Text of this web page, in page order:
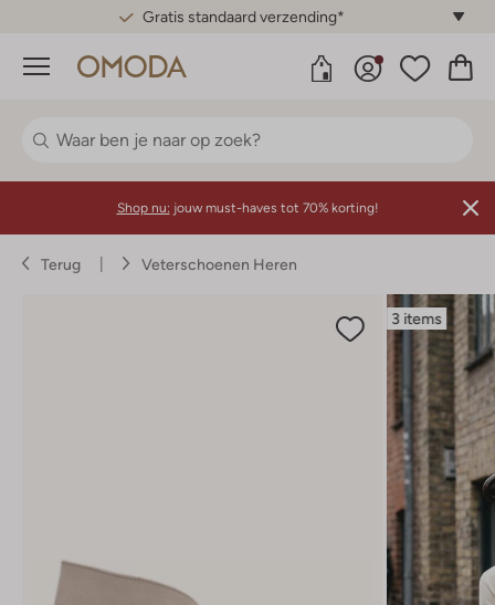
Gratis standaard verzending*
Menu
Shop nu: jouw must-haves tot 70% korting!
Terug Veterschoenen Heren
3 items